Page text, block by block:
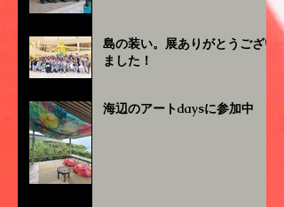
島の装い。展ありがとうござい
ました！
海辺のアートdaysに参加中